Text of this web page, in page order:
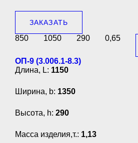
ЗАКАЗАТЬ
850 1050 290 0,65
ОП-9 (3.006.1-8.3)
Длина, L: 1150
Ширина, b: 1350
Высота, h: 290
Масса изделия,т.: 1,13